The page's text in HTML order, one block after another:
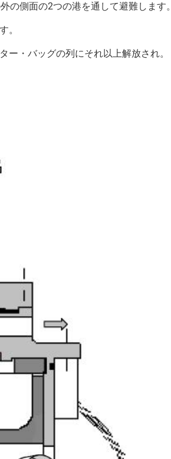
の側面の2つの港を通して避難します。
。
・バッグの列にそれ以上解放され。